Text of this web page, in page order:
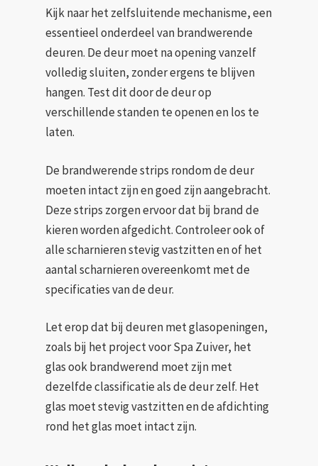
Kijk naar het zelfsluitende mechanisme, een
essentieel onderdeel van brandwerende
deuren. De deur moet na opening vanzelf
volledig sluiten, zonder ergens te blijven
hangen. Test dit door de deur op
verschillende standen te openen en los te
laten.
De brandwerende strips rondom de deur
moeten intact zijn en goed zijn aangebracht.
Deze strips zorgen ervoor dat bij brand de
kieren worden afgedicht. Controleer ook of
alle scharnieren stevig vastzitten en of het
aantal scharnieren overeenkomt met de
specificaties van de deur.
Let erop dat bij deuren met glasopeningen,
zoals bij het project voor Spa Zuiver, het
glas ook brandwerend moet zijn met
dezelfde classificatie als de deur zelf. Het
glas moet stevig vastzitten en de afdichting
rond het glas moet intact zijn.